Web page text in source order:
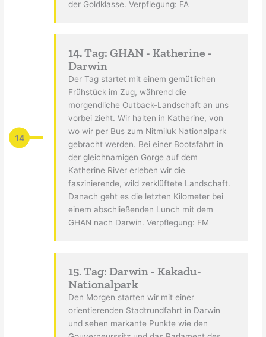
der Goldklasse. Verpflegung: FA
14
14. Tag: GHAN - Katherine -
Darwin
Der Tag startet mit einem gemütlichen
Frühstück im Zug, während die
morgendliche Outback-Landschaft an uns
vorbei zieht. Wir halten in Katherine, von
wo wir per Bus zum Nitmiluk Nationalpark
gebracht werden. Bei einer Bootsfahrt in
der gleichnamigen Gorge auf dem
Katherine River erleben wir die
faszinierende, wild zerklüftete Landschaft.
Danach geht es die letzten Kilometer bei
einem abschließenden Lunch mit dem
GHAN nach Darwin. Verpflegung: FM
15. Tag: Darwin - Kakadu-
Nationalpark
Den Morgen starten wir mit einer
orientierenden Stadtrundfahrt in Darwin
und sehen markante Punkte wie den